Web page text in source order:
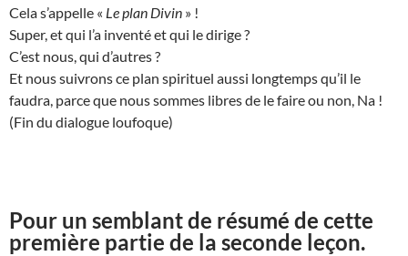
Cela s’appelle « Le plan Divin » !
Super, et qui l’a inventé et qui le dirige ?
C’est nous, qui d’autres ?
Et nous suivrons ce plan spirituel aussi longtemps qu’il le
faudra, parce que nous sommes libres de le faire ou non, Na !
(Fin du dialogue loufoque)
Pour un semblant de résumé de cette
première partie de la seconde leçon.